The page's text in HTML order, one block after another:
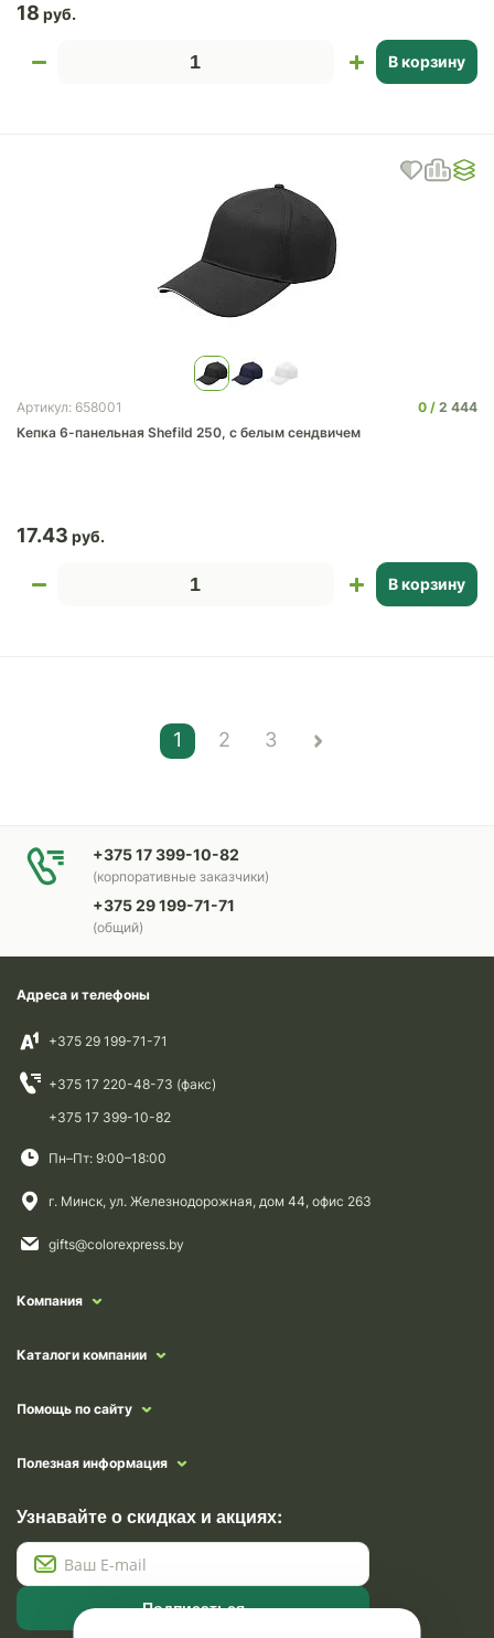
18
В корзину
Артикул: 658001 0
2 444
Кепка 6-панельная Shefild 250, c белым сендвичем
17.43
В корзину
1 2 3
+375 17 399-10-82
(корпоративные заказчики)
+375 29 199-71-71
(общий)
Адреса и телефоны
+375 29 199-71-71
+375 17 220-48-73 (факс)
+375 17 399-10-82
Пн–Пт: 9:00–18:00
г. Минск, ул. Железнодорожная, дом 44, офис 263
gifts@colorexpress.by
Компания
Каталоги компании
Помощь по сайту
Полезная информация
Узнавайте о скидках и акциях:
Подписаться